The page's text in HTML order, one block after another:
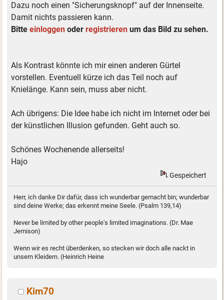
Dazu noch einen "Sicherungsknopf" auf der Innenseite.
Damit nichts passieren kann.
Bitteeinloggen oderregistrieren um das Bild zu sehen.
Als Kontrast könnte ich mir einen anderen Gürtel
vorstellen. Eventuell kürze ich das Teil noch auf
Knielänge. Kann sein, muss aber nicht.
Ach übrigens: Die Idee habe ich nicht im Internet oder bei
der künstlichen Illusion gefunden. Geht auch so.
Schönes Wochenende allerseits!
Hajo
Gespeichert
Herr, ich danke Dir dafür, dass ich wunderbar gemacht bin; wunderbar
sind deine Werke; das erkennt meine Seele. (Psalm 139,14)
Never be limited by other people's limited imaginations. (Dr. Mae
Jemison)
Wenn wir es recht überdenken, so stecken wir doch alle nackt in
unsern Kleidern. (Heinrich Heine
Kim70